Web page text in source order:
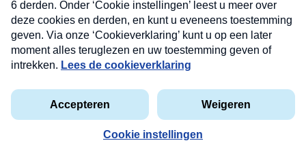
HUIS, TUIN & HOBBY
Tuinbezoek aan
botanische tuin Villa
Carlotta bij het
HUIS, TUIN & HOBBY
Tuinbezoek aan de
botanische tuin bij
Nieuwsbrief
Neem hier een gratis abonnement op onze
nieuwsbrief. Elke vrijdag- en dinsdagochtend in uw